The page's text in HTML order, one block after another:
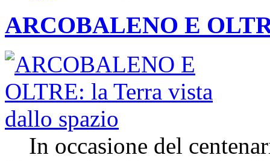
ARCOBALENO E
In occasione del